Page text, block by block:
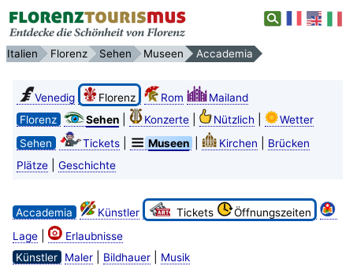
Italien Florenz Sehen Museen Accademia
Venedig Florenz Rom
Mailand
Florenz
Sehen| Konzerte| Nützlich
Wetter
Sehen
Tickets| Museen Kirchen
Brücken
Plätze| Geschichte
Accademia Künstler Tickets
Öffnungszeiten
Lage|
Erlaubnisse
Künstler
Maler| Bildhauer| Musik